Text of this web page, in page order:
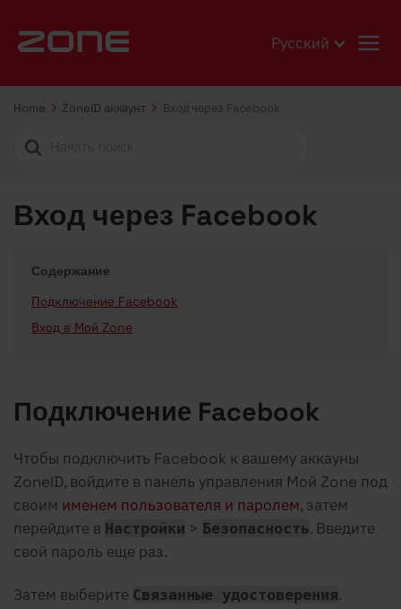
Русский
Home ZoneID aккаунт Вход через Facebook
Search
Вход через Facebook
Содержание
Подключение Facebook
Вход в Мой Zone
Подключение Facebook
Чтобы подключить Facebook к вашему аккауны
ZoneID, войдите в панель управления Мой Zone под
своим именем пользователя и паролем, затем
перейдите в Настройки > Безопасность. Введите
свой пароль еще раз.
Затем выберите Связанные удостоверения.